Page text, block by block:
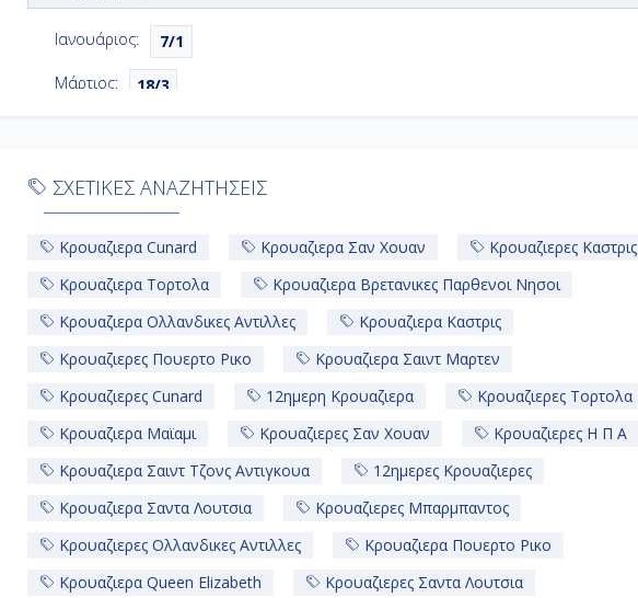
Ιανουάριος:
7/1
Μάρτιος:
18/3
ΣΧΕΤΙΚΕΣ ΑΝΑΖΗΤΗΣΕΙΣ
Κρουαζιερα Cunard Κρουαζιερα Σαν Χουαν
Κρουαζιερες Καστρις
Κρουαζιερα Τορτολα
Κρουαζιερα Βρετανικες Παρθενοι Νησοι
Κρουαζιερα Ολλανδικες Αντιλλες
Κρουαζιερα Καστρις
Κρουαζιερες Πουερτο Ρικο
Κρουαζιερα Σαιντ Μαρτεν
Κρουαζιερες Cunard
12ημερη Κρουαζιερα
Κρουαζιερες Τορτολα
Κρουαζιερα Μαϊαμι
Κρουαζιερες Σαν Χουαν
Κρουαζιερες Η Π Α
Κρουαζιερα Σαιντ Τζονς Αντιγκουα
12ημερες Κρουαζιερες
Κρουαζιερα Σαντα Λουτσια
Κρουαζιερες Μπαρμπαντος
Κρουαζιερες Ολλανδικες Αντιλλες
Κρουαζιερα Πουερτο Ρικο
Κρουαζιερα Queen Elizabeth
Κρουαζιερες Σαντα Λουτσια